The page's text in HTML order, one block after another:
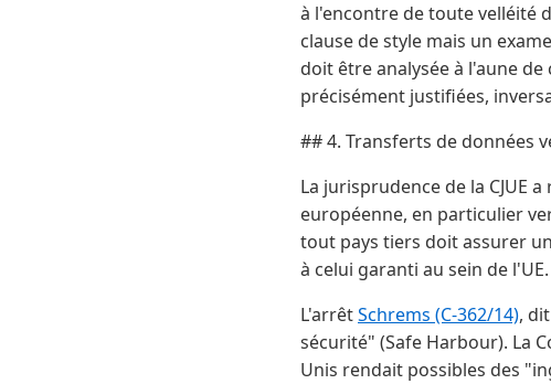
à l'encontre de toute velléité
clause de style mais un
doit être analysée à l'aune
précisément justifiées,
## 4. Transferts de données
La jurisprudence de la CJUE
européenne, en particulier
tout pays tiers doit assurer
à celui garanti au sein de
L'arrêtSchrems (C-362/14),
sécurité" (Safe Harbour). La
Unis rendait possibles des